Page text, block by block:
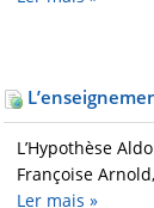
L’Hypothèse
Françoise
Ler mais »